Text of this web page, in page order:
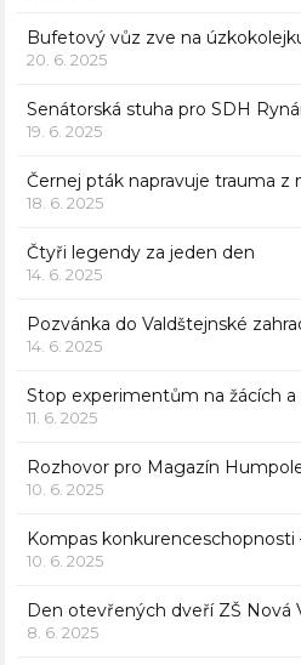
Bufetový vůz zve na
20. 6. 2025
Senátorská stuha pro SDH
19. 6. 2025
Černej pták napravuje trauma z
18. 6. 2025
Čtyři legendy za jeden den
14. 6. 2025
Pozvánka do Valdštejnské
14. 6. 2025
Stop experimentům na žácích a
11. 6. 2025
Rozhovor pro Magazín
10. 6. 2025
Kompas konkurenceschopnosti
10. 6. 2025
Den otevřených dveří ZŠ Nová
8. 6. 2025